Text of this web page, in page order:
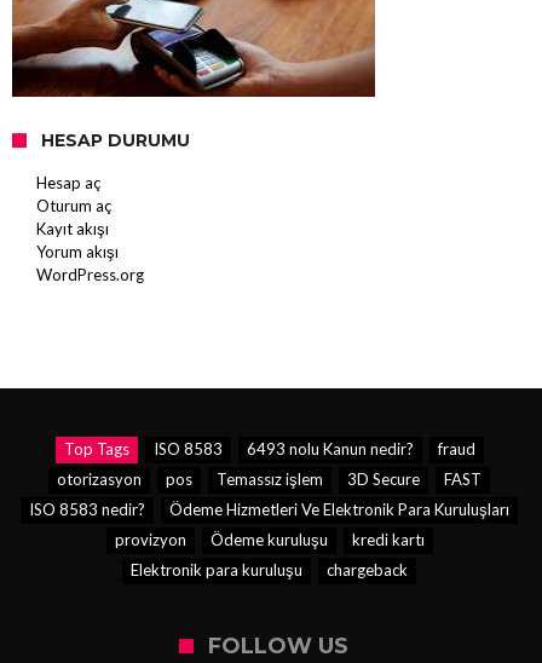
HESAP DURUMU
Hesap aç
Oturum aç
Kayıt akışı
Yorum akışı
WordPress.org
Top Tags ISO 8583 6493 nolu Kanun nedir?
fraud
otorizasyon
pos Temassız işlem 3D Secure
FAST
ISO 8583 nedir?
Ödeme Hizmetleri Ve Elektronik Para Kuruluşları
provizyon
Ödeme kuruluşu
kredi kartı
Elektronik para kuruluşu
chargeback
FOLLOW US